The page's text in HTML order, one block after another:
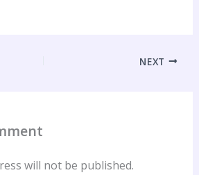
NEXT
will not be published.